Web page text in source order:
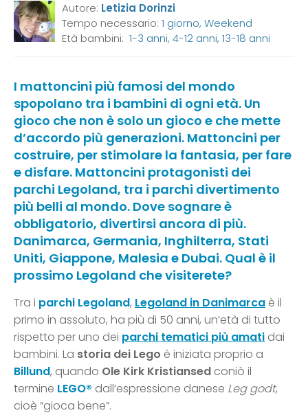
Autore: Letizia Dorinzi
Tempo necessario: 1 giorno, Weekend
Età bambini: 1-3 anni, 4-12 anni, 13-18 anni
I mattoncini più famosi del mondo
spopolano tra i bambini di ogni età. Un
gioco che non è solo un gioco e che mette
d’accordo più generazioni. Mattoncini per
costruire, per stimolare la fantasia, per fare
e disfare. Mattoncini protagonisti dei
parchi Legoland, tra i parchi divertimento
più belli al mondo. Dove sognare è
obbligatorio, divertirsi ancora di più.
Danimarca, Germania, Inghilterra, Stati
Uniti, Giappone, Malesia e Dubai. Qual è il
prossimo Legoland che visiterete?
Tra i parchi Legoland, Legoland in Danimarca è il
primo in assoluto, ha più di 50 anni, un’età di tutto
rispetto per uno dei parchi tematici più amati dai
bambini. La storia dei Lego è iniziata proprio a
Billund, quando Ole Kirk Kristiansed coniò il
termine LEGO® dall’espressione danese Leg godt,
cioè “gioca bene”.